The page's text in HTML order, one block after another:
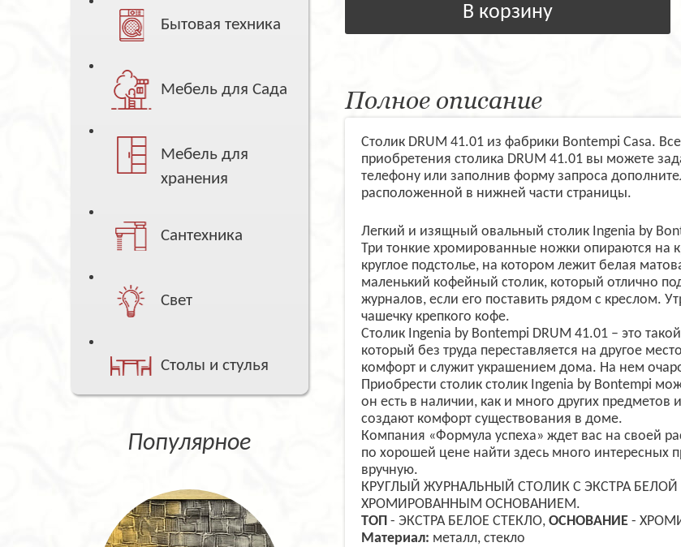
Бытовая техника
Мебель для Сада
Мебель для
хранения
Сантехника
Свет
Столы и стулья
Популярное
В корзину
Полное описание
Столик DRUM 41.01 из фабрики Bontempi Casa.
приобретения столика DRUM 41.01 вы можете
телефону или заполнив форму запроса
расположенной в нижней части страницы.
Легкий и изящный овальный столик Ingenia by
Три тонкие хромированные ножки опираются на
круглое подстолье, на котором лежит белая
маленький кофейный столик, который отлично
журналов, если его поставить рядом с креслом.
чашечку крепкого кофе.
Столик Ingenia by Bontempi DRUM 41.01 – это
который без труда переставляется на другое
комфорт и служит украшением дома. На нем
Приобрести столик столик Ingenia by Bontempi
он есть в наличии, как и много других
создают комфорт существования в доме.
Компания «Формула успеха» ждет вас на своей
по хорошей цене найти здесь много интересных
вручную.
КРУГЛЫЙ ЖУРНАЛЬНЫЙ СТОЛИК С ЭКСТРА
ХРОМИРОВАННЫМ ОСНОВАНИЕМ.
ТОП- ЭКСТРА БЕЛОЕ СТЕКЛО, ОСНОВАНИЕ-
Материал: металл, стекло